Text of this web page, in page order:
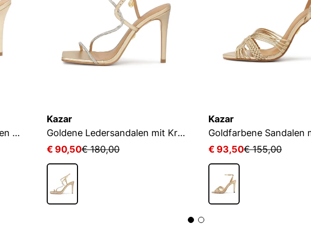
Goldene Sandalen mit feinen Riemchen
Kazar
Goldene Ledersandalen mit Kristallen
€ 90,50€ 180,00
Kazar
€ 93,50€ 155,00